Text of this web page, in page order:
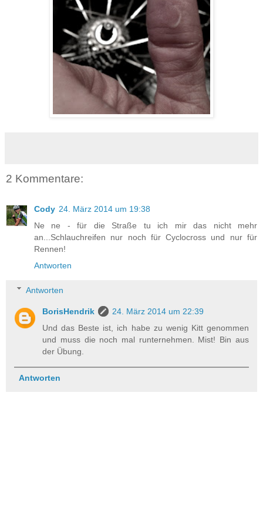
2 Kommentare:
Cody 24. März 2014 um 19:38
Ne ne - für die Straße tu ich mir das nicht mehr
an...Schlauchreifen nur noch für Cyclocross und nur für
Rennen!
Antworten
Antworten
BorisHendrik
24. März 2014 um 22:39
Und das Beste ist, ich habe zu wenig Kitt genommen
und muss die noch mal runternehmen. Mist! Bin aus
der Übung.
Antworten